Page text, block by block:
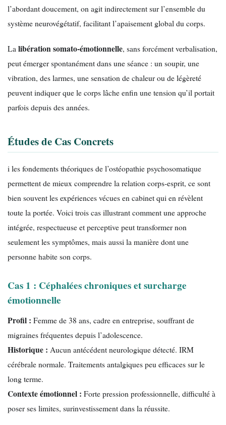
l’abordant doucement, on agit indirectement sur l’ensemble du
système neurovégétatif, facilitant l’apaisement global du corps.
La libération somato-émotionnelle, sans forcément verbalisation,
peut émerger spontanément dans une séance : un soupir, une
vibration, des larmes, une sensation de chaleur ou de légèreté
peuvent indiquer que le corps lâche enfin une tension qu’il portait
parfois depuis des années.
Études de Cas Concrets
i les fondements théoriques de l’ostéopathie psychosomatique
permettent de mieux comprendre la relation corps-esprit, ce sont
bien souvent les expériences vécues en cabinet qui en révèlent
toute la portée. Voici trois cas illustrant comment une approche
intégrée, respectueuse et perceptive peut transformer non
seulement les symptômes, mais aussi la manière dont une
personne habite son corps.
Cas 1 : Céphalées chroniques et surcharge
émotionnelle
Profil : Femme de 38 ans, cadre en entreprise, souffrant de
migraines fréquentes depuis l’adolescence.
Historique : Aucun antécédent neurologique détecté. IRM
cérébrale normale. Traitements antalgiques peu efficaces sur le
long terme.
Contexte émotionnel : Forte pression professionnelle, difficulté à
poser ses limites, surinvestissement dans la réussite.